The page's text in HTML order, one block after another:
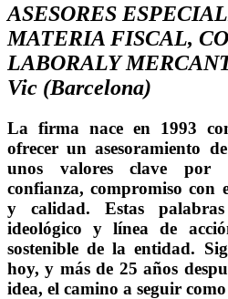
ASESORES
MATERIA FISCAL,
LABORALY
Vic (Barcelona)
La firma nace en 1993
ofrecer un asesoramiento
unos valores clave por
confianza, compromiso con
y calidad. Estas
ideológico y línea de
sostenible de la entidad.
hoy, y más de 25 años
idea, el camino a seguir